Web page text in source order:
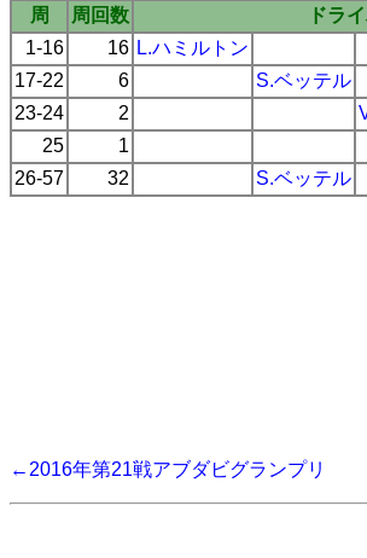
周 周回数
ドラ
1-16
16 L.ハミルトン
17-22
6
S.ベッテル
23-24
2
25
1
26-57
32 S.ベッテル
←2016年第21戦アブダビグランプリ